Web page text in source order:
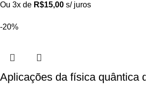
Ou 3x de R$15,00 s/ juros
-20%
Aplicações da física quântica